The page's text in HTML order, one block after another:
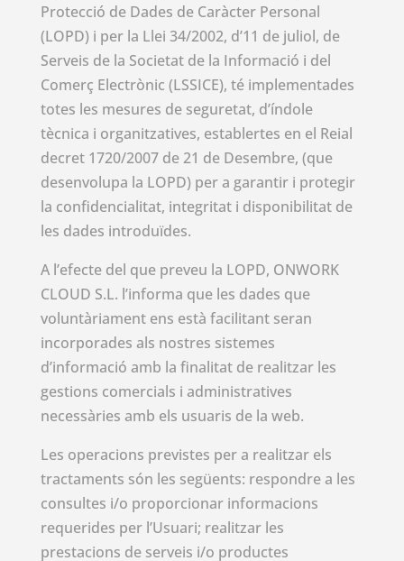
Protecció de Dades de Caràcter Personal
(LOPD) i per la Llei 34/2002, d’11 de juliol, de
Serveis de la Societat de la Informació i del
Comerç Electrònic (LSSICE), té implementades
totes les mesures de seguretat, d’índole
tècnica i organitzatives, establertes en el Reial
decret 1720/2007 de 21 de Desembre, (que
desenvolupa la LOPD) per a garantir i protegir
la confidencialitat, integritat i disponibilitat de
les dades introduïdes.
A l’efecte del que preveu la LOPD, ONWORK
CLOUD S.L. l’informa que les dades que
voluntàriament ens està facilitant seran
incorporades als nostres sistemes
d’informació amb la finalitat de realitzar les
gestions comercials i administratives
necessàries amb els usuaris de la web.
Les operacions previstes per a realitzar els
tractaments són les següents: respondre a les
consultes i/o proporcionar informacions
requerides per l’Usuari; realitzar les
prestacions de serveis i/o productes